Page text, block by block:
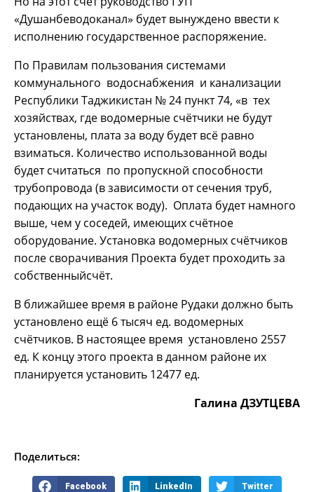
«Душанбеводоканал» будет вынуждено ввести к
исполнению государственное распоряжение.
По Правилам пользования системами
коммунального водоснабжения и канализации
Республики Таджикистан № 24 пункт 74, «в тех
хозяйствах, где водомерные счётчики не будут
установлены, плата за воду будет всё равно
взиматься. Количество использованной воды
будет считаться по пропускной способности
трубопровода (в зависимости от сечения труб,
подающих на участок воду). Оплата будет намного
выше, чем у соседей, имеющих счётное
оборудование. Установка водомерных счётчиков
после сворачивания Проекта будет проходить за
собственныйсчёт.
В ближайшее время в районе Рудаки должно быть
установлено ещё 6 тысяч ед. водомерных
счётчиков. В настоящее время установлено 2557
ед. К концу этого проекта в данном районе их
планируется установить 12477 ед.
Галина ДЗУТЦЕВА
Поделиться:
Facebook LinkedIn Twitter